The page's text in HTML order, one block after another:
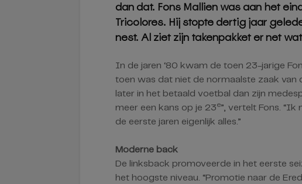
dan dat. Fons Mallien was aan het
Tricolores. Hij stopte dertig jaar
nest. Al ziet zijn takenpakket er net
In de jaren ‘80 kwam de toen 23-jarige
toen was dat niet de normaalste zaak van
later in het betaald voetbal dan zijn
meer een kans op je 23e”, vertelt Fons.
de eerste jaren eigenlijk alles.”
Moderne back
De linksback promoveerde in het eerste
het hoogste niveau. “Promotie naar de